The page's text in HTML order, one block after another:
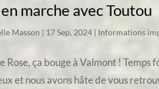
marche avec Toutou
Masson | 17 Sep, 2024 | Informations
Rose, ça bouge à Valmont !
et nous avons hâte de vous